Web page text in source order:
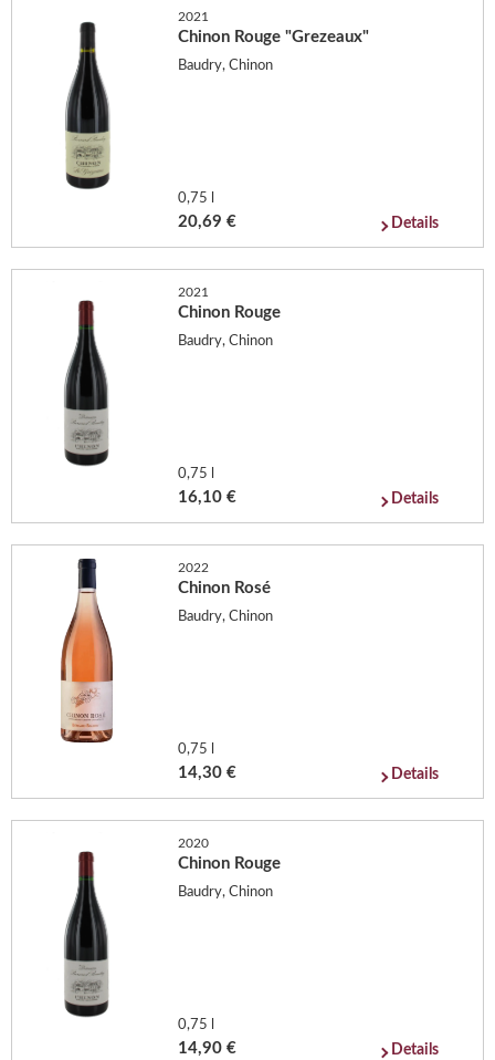
2021
Chinon Rouge "Grezeaux"
Baudry, Chinon
0,75 l
20,69 € Details
2021
Chinon Rouge
Baudry, Chinon
0,75 l
16,10 € Details
2022
Chinon Rosé
Baudry, Chinon
0,75 l
14,30 € Details
2020
Chinon Rouge
Baudry, Chinon
0,75 l
14,90 € Details